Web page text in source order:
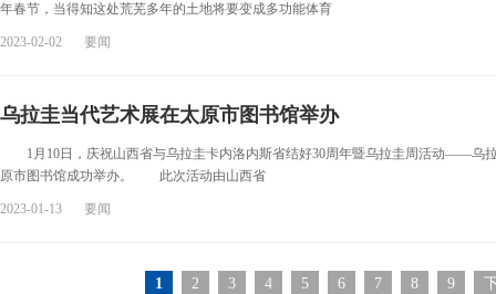
年春节，当得知这处荒芜多年的土地将要变成多功能体育
2023-02-02 要闻
乌拉圭当代艺术展在太原市图书馆举办
1月10日，庆祝山西省与乌拉圭卡内洛内斯省结好30周年暨乌拉圭周活动——乌
原市图书馆成功举办。 此次活动由山西省
2023-01-13 要闻
1 2 3 4 5 6 7 8 9